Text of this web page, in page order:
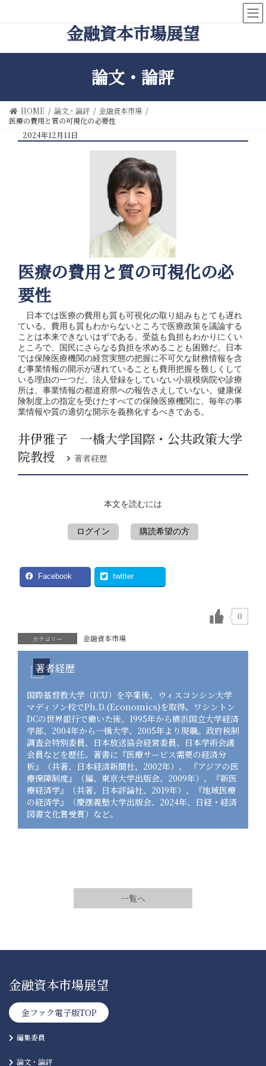
ツ
ッ
シ
移
金融資本市場展望
論文・論評
HOME 論文・論評
金融資本市場
医療の費用と質の可視化の必要性
2024年12月11日
医療の費用と質の可視化の必
要性
日本では医療の費用も質も可視化の取り組みもとても遅れ
ている。費用も質もわからないところで医療政策を議論する
ことは本来できないはずである。受益も負担もわかりにくい
ところで、国民にさらなる負担を求めることも困難だ。日本
では保険医療機関の経営実態の把握に不可欠な財務情報を含
む事業情報の開示が遅れていることも費用把握を難しくして
いる理由の一つだ。法人登録をしていない小規模病院や診療
所は、事業情報の都道府県への報告さえしていない。健康保
険制度上の指定を受けたすべての保険医療機関に、毎年の事
業情報や質の適切な開示を義務化するべきである。
井伊雅子 一橋大学国際・公共政策大学
院教授
著者経歴
本文を読むには
ログイン 購読希望の方
Facebook twitter
0
カテゴリー 金融資本市場
著者経歴
国際基督教大学（ICU）を卒業後、ウィスコンシン大学
マディソン校でPh.D.(Economics)を取得。ワシントン
DCの世界銀行で働いた後、1995年から横浜国立大学経済
学部、2004年から一橋大学、2005年より現職。政府税制
調査会特別委員、日本放送協会経営委員、日本学術会議
会員などを歴任。著書に『医療サービス需要の経済分
析』（共著、日本経済新聞社、2002年）、 『アジアの医
療保障制度』（編、東京大学出版会、2009年）、『新医
療経済学』（共著、日本評論社、2019年）、『地域医療
の経済学』（慶應義塾大学出版会、2024年、日経・経済
図書文化賞受賞）など。
一覧へ
金融資本市場展望
金ファク電子版TOP
編集委員
論文・論評